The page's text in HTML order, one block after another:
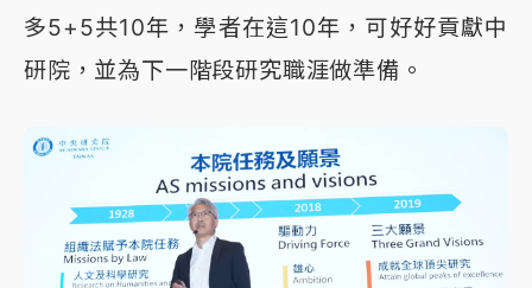
多5+5共10年，學者在這10年，可好好貢獻中
研院，並為下一階段研究職涯做準備。